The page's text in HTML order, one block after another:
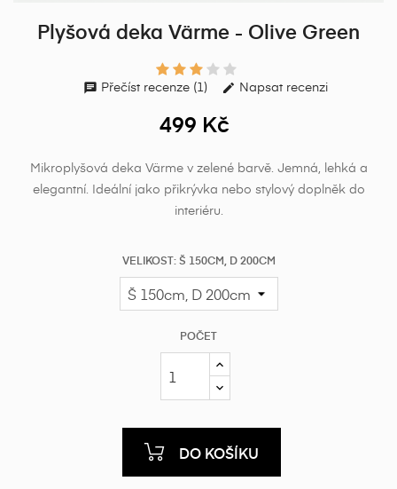
Plyšová deka Värme - Olive Green
Přečíst recenze (1) Napsat recenzi
499 Kč
Mikroplyšová deka Värme v zelené barvě. Jemná, lehká a
elegantní. Ideální jako přikrývka nebo stylový doplněk do
interiéru.
VELIKOST: Š 150CM, D 200CM
POČET
DO KOŠÍKU